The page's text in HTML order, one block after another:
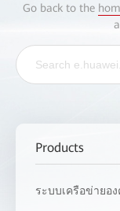
Go back to the
Products
ระบบเครือข่ายอง